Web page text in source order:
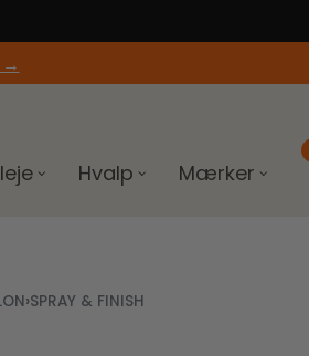
→
Hvalp Mærker
›SPRAY & FINISH